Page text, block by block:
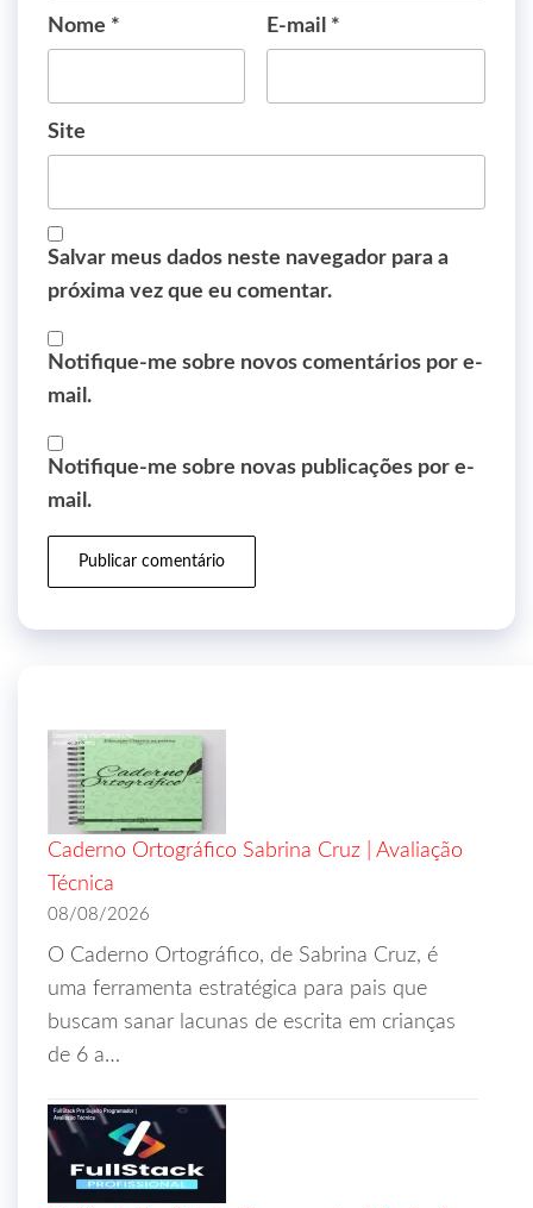
Nome * E-mail *
Site
Salvar meus dados neste navegador para a
próxima vez que eu comentar.
Notifique-me sobre novos comentários por e-
mail.
Notifique-me sobre novas publicações por e-
mail.
Caderno Ortográfico Sabrina Cruz | Avaliação
Técnica
08/08/2026
O Caderno Ortográfico, de Sabrina Cruz, é
uma ferramenta estratégica para pais que
buscam sanar lacunas de escrita em crianças
de 6 a…